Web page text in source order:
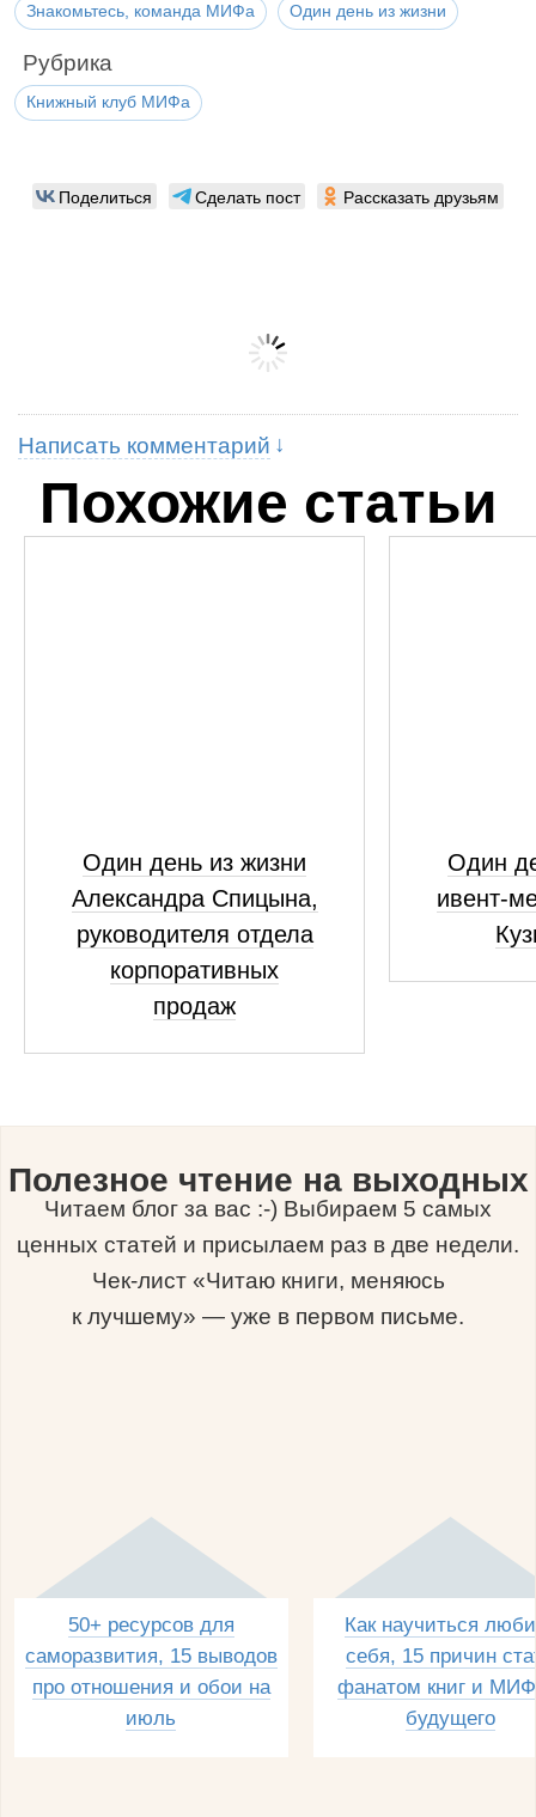
Знакомьтесь, команда МИФа Один день из жизни
Рубрика
Книжный клуб МИФа
Поделиться Сделать пост Рассказать друзьям
Написать комментарий
Похожие статьи
Один день из жизни
Александра Спицына,
руководителя отдела
корпоративных
продаж
Один
ивент-
Полезное чтение на выходных
Читаем блог за вас :-) Выбираем 5 самых
ценных статей и присылаем раз в две недели.
Чек-лист «Читаю книги, меняюсь
к лучшему» — уже в первом письме.
50+ ресурсов для
саморазвития, 15 выводов
про отношения и обои на
июль
Как научиться
себя, 15 причин
фанатом книг и
будущего